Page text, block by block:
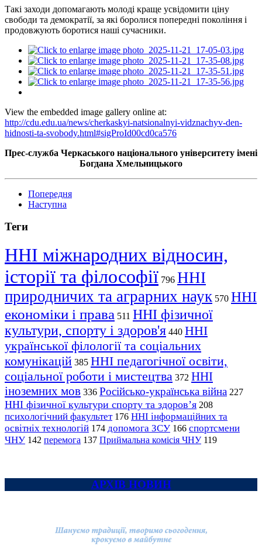
Такі заходи допомагають молоді краще усвідомити ціну
свободи та демократії, за які боролися попередні покоління і
продовжують боротися наші сучасники.
View the embedded image gallery online at:
http://cdu.edu.ua/news/cherkaskyi-natsionalnyi-vidznachyv-den-
hidnosti-ta-svobody.html#sigProId00cd0ca576
Прес-служба Черкаського національного університету імені
Богдана Хмельницького
Попередня
Наступна
Теги
ННІ міжнародних відносин,
історії та філософії 796 ННІ
природничих та аграрних наук 570 ННІ
економіки і права 511 ННІ фізичної
культури, спорту і здоров'я 440 ННІ
української філології та соціальних
комунікацій 385 ННІ педагогічної освіти,
соціальної роботи і мистецтва 372 ННІ
іноземних мов 336 Російсько-українська війна 227
ННІ фізичної культури спорту та здоров’я 208
психологічний факультет 176 ННІ інформаційних та
освітніх технологій 174 допомога ЗСУ 166 спортсмени
ЧНУ 142 перемога 137 Приймальна комісія ЧНУ 119
АРХІВ НОВИН